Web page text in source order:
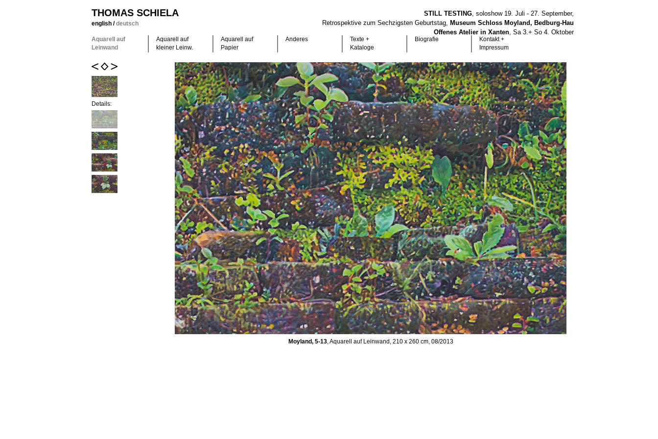
THOMAS SCHIELA
english /deutsch
STILL TESTING, soloshow 19. Juli - 27. September,
Retrospektive zum Sechzigsten Geburtstag, Museum Schloss Moyland, Bedburg-Hau
Offenes Atelier in Xanten, Sa 3.+ So 4. Oktober
Aquarell auf
Leinwand
Aquarell auf
kleiner Leinw.
Aquarell auf
Papier
Anderes
Texte +
Kataloge
Biografie
Kontakt +
Impressum
Details:
Moyland, 5-13, Aquarell auf Leinwand, 210 x 260 cm, 08/2013